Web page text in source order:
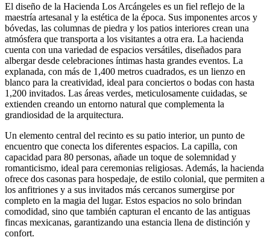
El diseño de la Hacienda Los Arcángeles es un fiel reflejo de la
maestría artesanal y la estética de la época. Sus imponentes arcos y
bóvedas, las columnas de piedra y los patios interiores crean una
atmósfera que transporta a los visitantes a otra era. La hacienda
cuenta con una variedad de espacios versátiles, diseñados para
albergar desde celebraciones íntimas hasta grandes eventos. La
explanada, con más de 1,400 metros cuadrados, es un lienzo en
blanco para la creatividad, ideal para conciertos o bodas con hasta
1,200 invitados. Las áreas verdes, meticulosamente cuidadas, se
extienden creando un entorno natural que complementa la
grandiosidad de la arquitectura.
Un elemento central del recinto es su patio interior, un punto de
encuentro que conecta los diferentes espacios. La capilla, con
capacidad para 80 personas, añade un toque de solemnidad y
romanticismo, ideal para ceremonias religiosas. Además, la hacienda
ofrece dos casonas para hospedaje, de estilo colonial, que permiten a
los anfitriones y a sus invitados más cercanos sumergirse por
completo en la magia del lugar. Estos espacios no solo brindan
comodidad, sino que también capturan el encanto de las antiguas
fincas mexicanas, garantizando una estancia llena de distinción y
confort.